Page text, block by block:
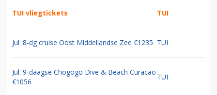
TUI vliegtickets TUI
Jul: 8-dg cruise Oost Middellandse Zee €1235 TUI
Jul: 9-daagse Chogogo Dive & Beach Curacao
€1056
TUI